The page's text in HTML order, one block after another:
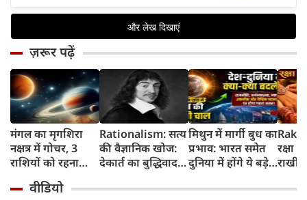
ज़रूर पढ़ें
मंगल का मृगशिरा
नक्षत्र में गोचर, 3
राशियों को रहना
सावधान
Rationalism: सत्य
की वैज्ञानिक खोज:
देकार्त का बुद्धिवाद
का जन्म
मिथुन में मार्गी बुध का
प्रभाव: भारत समेत
दुनिया में होंगे ये बड़े
रक्षा
राखी
वीडियो